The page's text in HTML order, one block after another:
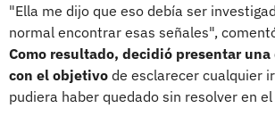
"Ella me dijo que eso debía ser
normal encontrar esas señales",
Como resultado, decidió presentar
con el objetivo de esclarecer cualquier
pudiera haber quedado sin resolver en el